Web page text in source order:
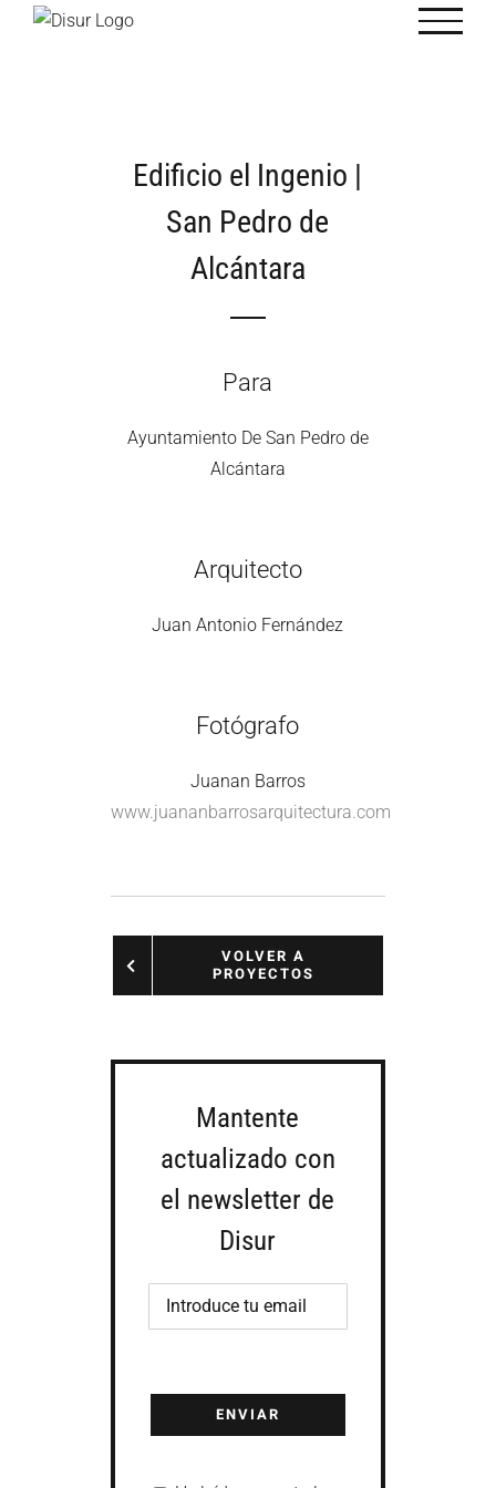
Saltar
Edificio el Ingenio |
San Pedro de
Alcántara
Para
Ayuntamiento De San Pedro de
Alcántara
Arquitecto
Juan Antonio Fernández
Fotógrafo
Juanan Barros
www.juananbarrosarquitectura.com
VOLVER A
PROYECTOS
Mantente
actualizado con
el newsletter de
Disur